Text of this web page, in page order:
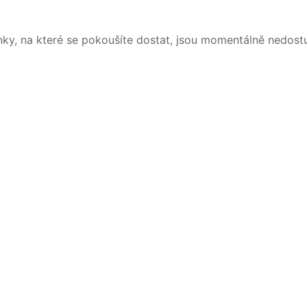
na které se pokoušíte dostat, jsou momentálně